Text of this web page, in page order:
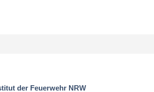
der Feuerwehr NRW